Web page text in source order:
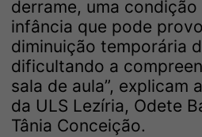
derrame, uma
infância que pode
diminuição temporária
dificultando a
sala de aula”, explicam
da ULS Lezíria, Odete
Tânia Conceição.